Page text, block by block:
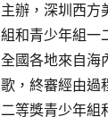
主辦，深圳西方
組和青少年組一
全國各地來自海
歌，終審經由過
二等獎青少年組